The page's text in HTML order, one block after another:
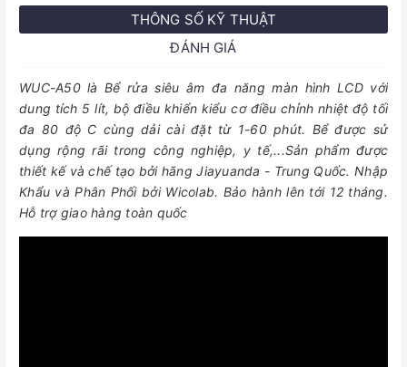
THÔNG SỐ KỸ THUẬT
ĐÁNH GIÁ
WUC-A50 là Bể rửa siêu âm đa năng màn hình LCD với
dung tích 5 lít, bộ điều khiển kiểu cơ điều chỉnh nhiệt độ tối
đa 80 độ C cùng dải cài đặt từ 1-60 phút. Bể được sử
dụng rộng rãi trong công nghiệp, y tế,...Sản phẩm được
thiết kế và chế tạo bởi hãng Jiayuanda - Trung Quốc. Nhập
Khẩu và Phân Phối bởi Wicolab. Bảo hành lên tới 12 tháng.
Hỗ trợ giao hàng toàn quốc